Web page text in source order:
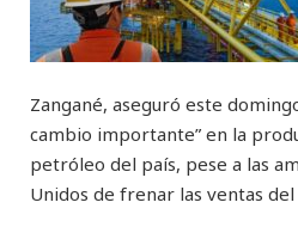
Zangané, aseguró este
cambio importante” en la
petróleo del país, pese a las
Unidos de frenar las ventas